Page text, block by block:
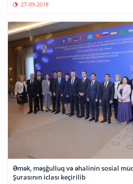
27-09-2018
Əmək, məşğulluq və əhalinin sosial
Şurasının iclası keçirilib